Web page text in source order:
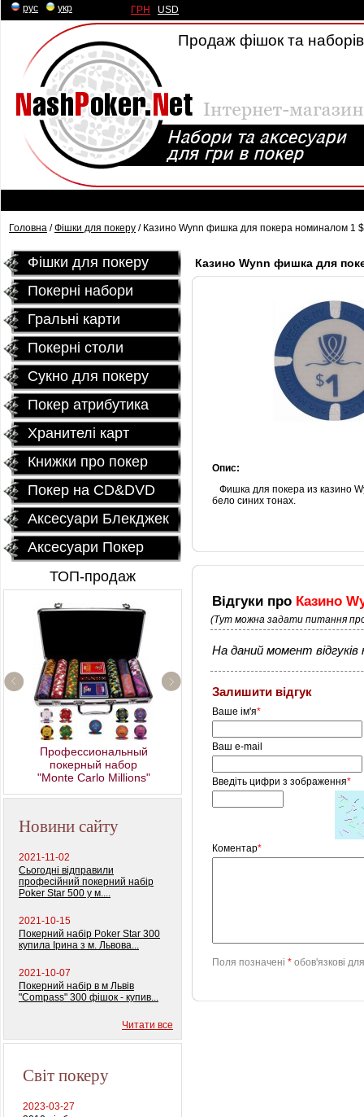
рус укр ГРН USD
Продаж фішок та
Головна /Фішки для покеру / Казино Wynn фишка для покера номиналом 1 $
Фішки для покеру
Покерні набори
Гральні карти
Покернi столи
Сукно для покеру
Покер атрибутика
Хранителі карт
Книжки про покер
Покер на CD&DVD
Аксесуари Блекджек
Аксесуари Покер
ТОП-продаж
Профессиональный
покерный набор
"Monte Carlo Millions"
Керамические фишки
«EPT PokerStars»
Новини сайту
2021-11-02
Сьогодні відправили
професійний покерний набір
Poker Star 500 у м....
2021-10-15
Покерний набір Poker Star 300
купила Ірина з м. Львова...
2021-10-07
Покерний набір в м Львів
"Compass" 300 фішок - купив...
Читати все
Світ покеру
2023-03-27
Казино Wynn фишка для
Опис:
Фишка для покера из казино
бело синих тонах.
Відгуки про Казино
(Тут можна задати питання
На даний момент відгуків
Залишити відгук
Ваше ім'я*
Ваш e-mail
Введіть цифри з зображення*
Коментар*
Поля позначені * обов'язкові